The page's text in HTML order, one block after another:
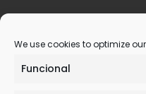
We use cookies to optimize
Funcional
Vicious